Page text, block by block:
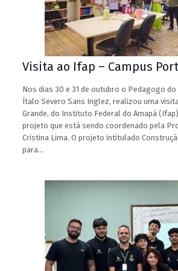
Visita ao Ifap – Campus
Nos dias 30 e 31 de outubro o Pedagogo
Ítalo Severo Sans Inglez, realizou uma
Grande, do Instituto Federal do Amapá
projeto que está sendo coordenado pela
Cristina Lima. O projeto intitulado
para…